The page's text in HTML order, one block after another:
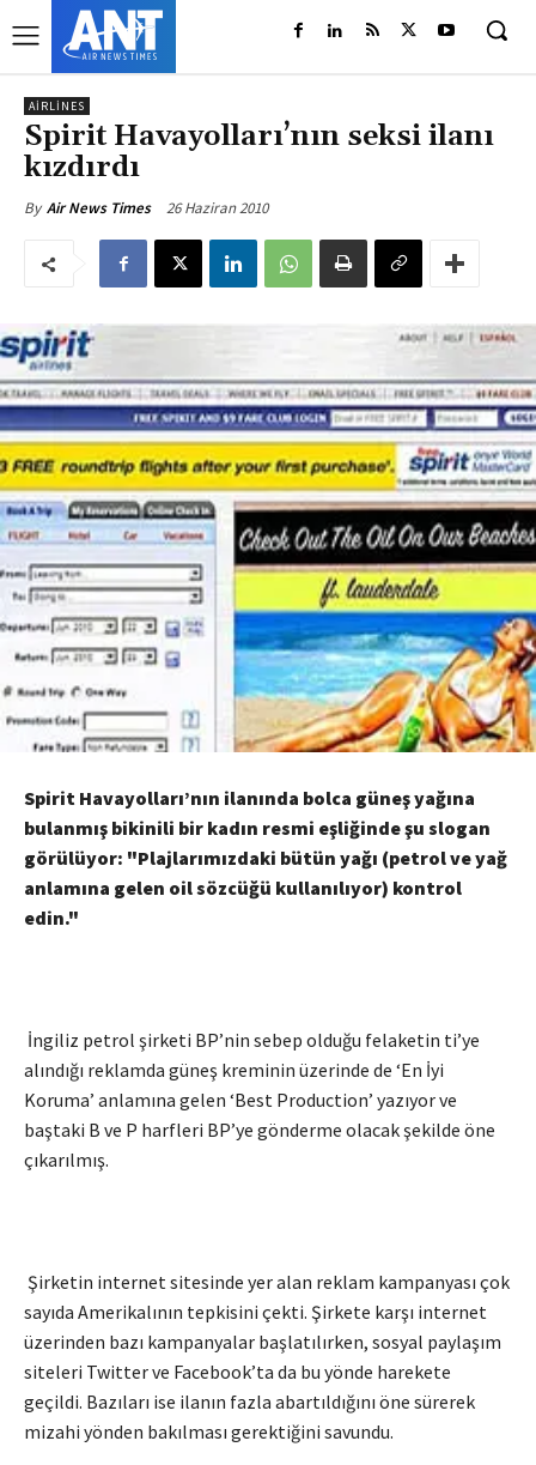
AIRLINES
Spirit Havayolları’nın seksi ilanı
kızdırdı
By Air News Times 26 Haziran 2010
Spirit Havayolları’nın ilanında bolca güneş yağına
bulanmış bikinili bir kadın resmi eşliğinde şu slogan
görülüyor: "Plajlarımızdaki bütün yağı (petrol ve yağ
anlamına gelen oil sözcüğü kullanılıyor) kontrol
edin."
İngiliz petrol şirketi BP’nin sebep olduğu felaketin ti’ye
alındığı reklamda güneş kreminin üzerinde de ‘En İyi
Koruma’ anlamına gelen ‘Best Production’ yazıyor ve
baştaki B ve P harfleri BP’ye gönderme olacak şekilde öne
çıkarılmış.
Şirketin internet sitesinde yer alan reklam kampanyası çok
sayıda Amerikalının tepkisini çekti. Şirkete karşı internet
üzerinden bazı kampanyalar başlatılırken, sosyal paylaşım
siteleri Twitter ve Facebook’ta da bu yönde harekete
geçildi. Bazıları ise ilanın fazla abartıldığını öne sürerek
mizahi yönden bakılması gerektiğini savundu.